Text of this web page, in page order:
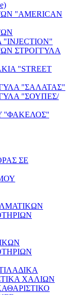
"AMERICAN
ΣΤΡΟΓΓΥΛΑ
"STREET
"ΣΑΛΑΤΑΣ"
"ΣΟΥΠΕΣ/
''ΦΑΚΕΛΟΣ''
ΣΕ
ΧΑΛΙΩΝ